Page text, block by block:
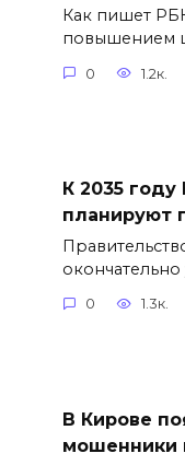
Как пишет
повышением
0 1.2к.
К 2035 году
планируют
0 1.3к.
В Кирове
мошенники